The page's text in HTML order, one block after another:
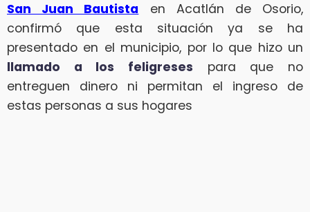
San Juan Bautista en Acatlán de Osorio,
confirmó que esta situación ya se ha
presentado en el municipio, por lo que hizo un
llamado a los feligreses para que no
entreguen dinero ni permitan el ingreso de
estas personas a sus hogares